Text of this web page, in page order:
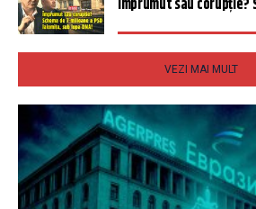
Împrumut sau corupție?
VEZI MAI MULT